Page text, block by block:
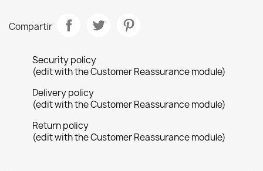
Compartir
Security policy
(edit with the Customer Reassurance module)
Delivery policy
(edit with the Customer Reassurance module)
Return policy
(edit with the Customer Reassurance module)